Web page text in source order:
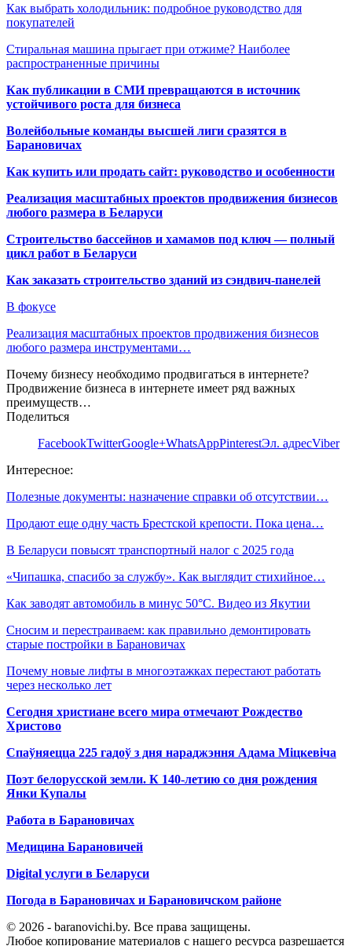
Как выбрать холодильник: подробное руководство для
покупателей
Стиральная машина прыгает при отжиме? Наиболее
распространенные причины
Как публикации в СМИ превращаются в источник
устойчивого роста для бизнеса
Волейбольные команды высшей лиги сразятся в
Барановичах
Как купить или продать сайт: руководство и особенности
Реализация масштабных проектов продвижения бизнесов
любого размера в Беларуси
Строительство бассейнов и хамамов под ключ — полный
цикл работ в Беларуси
Как заказать строительство зданий из сэндвич-панелей
В фокусе
Реализация масштабных проектов продвижения бизнесов
любого размера инструментами…
Почему бизнесу необходимо продвигаться в интернете?
Продвижение бизнеса в интернете имеет ряд важных
преимуществ…
Поделиться
FacebookTwitterGoogle+WhatsAppPinterestЭл. адресViber
Интересное:
Полезные документы: назначение справки об отсутствии…
Продают еще одну часть Брестской крепости. Пока цена…
В Беларуси повысят транспортный налог с 2025 года
«Чипашка, спасибо за службу». Как выглядит стихийное…
Как заводят автомобиль в минус 50°C. Видео из Якутии
Сносим и перестраиваем: как правильно демонтировать
старые постройки в Барановичах
Почему новые лифты в многоэтажках перестают работать
через несколько лет
Сегодня христиане всего мира отмечают Рождество
Христово
Спаўняецца 225 гадоў з дня нараджэння Адама Міцкевіча
Поэт белорусской земли. К 140-летию со дня рождения
Янки Купалы
Работа в Барановичах
Медицина Барановичей
Digital услуги в Беларуси
Погода в Барановичах и Барановичском районе
© 2026 - baranovichi.by. Все права защищены.
Любое копирование материалов с нашего ресурса разрешается